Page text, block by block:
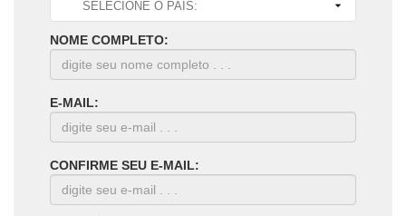
NOME COMPLETO:
E-MAIL:
CONFIRME SEU E-MAIL: